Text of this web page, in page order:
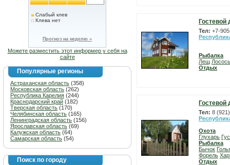
Слабый клев
Клева нет
Прогноз на неделю »
Можете разместить этот информер у себя на
сайте
Популярные регионы
Астраханская область (358)
Московская область (262)
Республика Карелия (244)
Краснодарский край (182)
Тверская область (170)
Челябинская область (165)
Ленинградская область (156)
Ярославская область (69)
Калужская область (64)
Самарская область (54)
Поиск по городу
Тел: +7-
Рыбалка
Лещ Лосось
Отдых
Тел: 8
Охота
Глухарь
Рыбалка
Бычок
Форель
Отдых